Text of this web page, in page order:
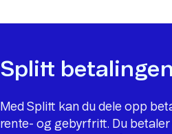
Splitt betalingen
Med Splitt kan du dele opp
rente- og gebyrfritt. Du